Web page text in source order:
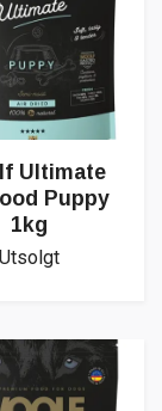
Ultimate
Puppy
1kg
Utsolgt